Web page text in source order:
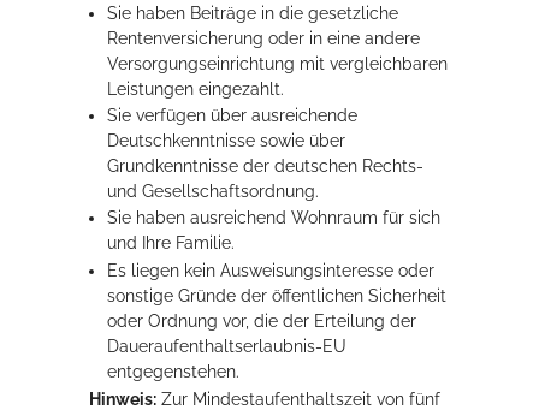
Sie haben Beiträge in die gesetzliche
Rentenversicherung oder in eine andere
Versorgungseinrichtung mit vergleichbaren
Leistungen eingezahlt.
Sie verfügen über ausreichende
Deutschkenntnisse sowie über
Grundkenntnisse der deutschen Rechts-
und Gesellschaftsordnung.
Sie haben ausreichend Wohnraum für sich
und Ihre Familie.
Es liegen kein Ausweisungsinteresse oder
sonstige Gründe der öffentlichen Sicherheit
oder Ordnung vor, die der Erteilung der
Daueraufenthaltserlaubnis-EU
entgegenstehen.
Hinweis: Zur Mindestaufenthaltszeit von fünf